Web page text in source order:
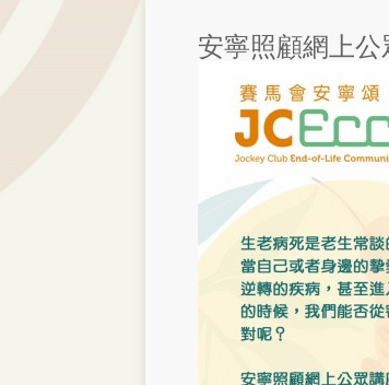
安寧照顧網上公